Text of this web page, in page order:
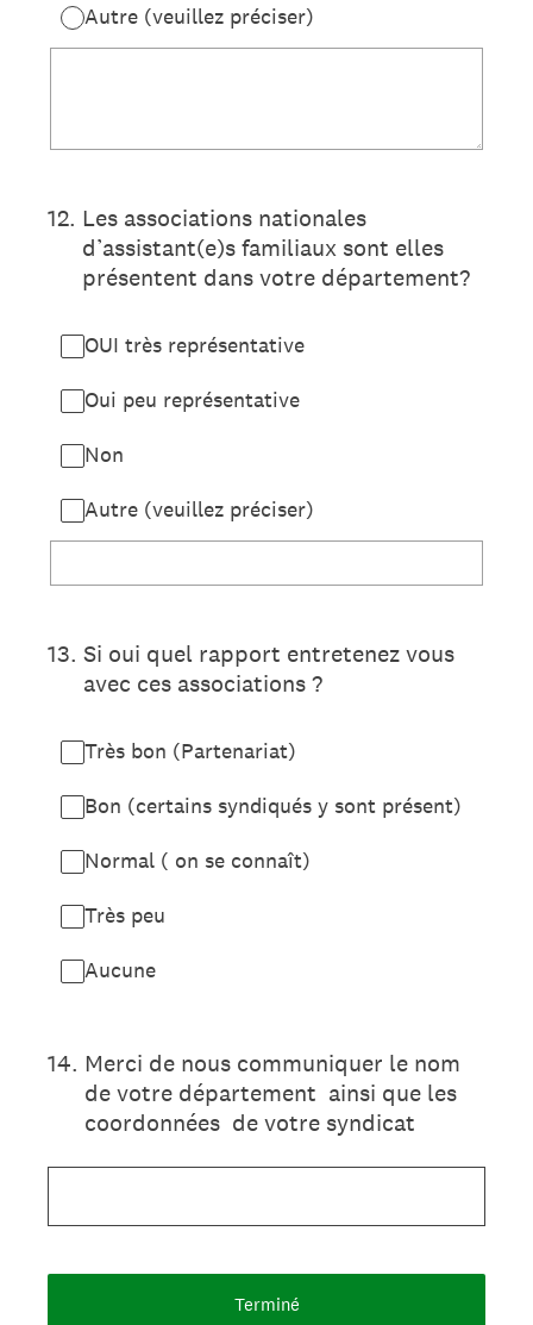
Autre (veuillez préciser)
12. Les associations nationales
d’assistant(e)s familiaux sont elles
présentent dans votre département?
OUI très représentative
Oui peu représentative
Non
Autre (veuillez préciser)
13. Si oui quel rapport entretenez vous
avec ces associations ?
Très bon (Partenariat)
Bon (certains syndiqués y sont présent)
Normal ( on se connaît)
Très peu
Aucune
14. Merci de nous communiquer le nom
de votre département ainsi que les
coordonnées de votre syndicat
Terminé